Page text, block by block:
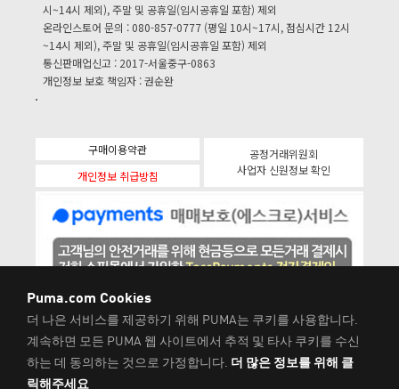
시~14시 제외), 주말 및 공휴일(임시공휴일 포함) 제외
온라인스토어 문의 : 080-857-0777 (평일 10시~17시, 점심시간 12시
~14시 제외), 주말 및 공휴일(임시공휴일 포함) 제외
통신판매업신고 : 2017-서울중구-0863
개인정보 보호 책임자 : 권순완
구매이용약관
개인정보 취급방침
공정거래위원회
사업자 신원정보 확인